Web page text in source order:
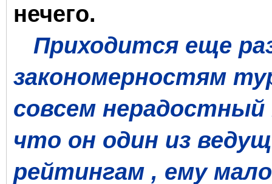
нечего.
Приходится еще
закономерностям
совсем
что он один из
рейтингам , ему